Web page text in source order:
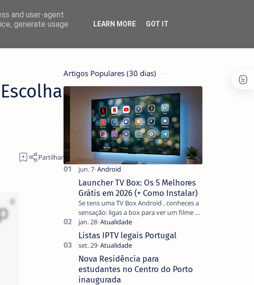
Artigos Populares (30 dias)
Launcher TV Box: Os 5 Melhores
Grátis em 2026 (+ Como Instalar)
Se tens uma TV Box Android , conheces a
sensação: ligas a box para ver um filme e
o ecrã inicial está coberto de sugestões
que não pediste, ban…
Listas IPTV legais Portugal
Nova Residência para
estudantes no Centro do Porto
inaugurada
and user-agent
generate usage
LEARN MORE GOT IT